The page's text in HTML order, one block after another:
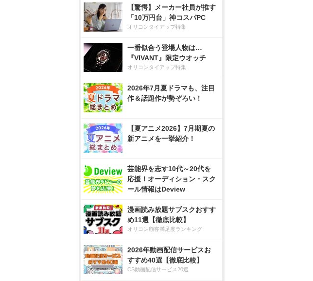
【驚愕】メーカー社員が推す
「10万円台」神コスパPC
オリコンタイアップ特集
一番似合う登場人物は…
『VIVANT』限定ウオッチ
オリコンタイアップ特集
2026年7月夏ドラマも、注目
作＆話題作が勢ぞろい！
【夏アニメ2026】7月期夏の
新アニメを一挙紹介！
芸能界を志す10代～20代を
応援！オーディション・スク
ール情報はDeview
漫画読み放題サブスクおすす
め11選【徹底比較】
オリコン顧客満足度ランキング
2026年動画配信サービスお
すすめ40選【徹底比較】
CS動画配信サービス20選